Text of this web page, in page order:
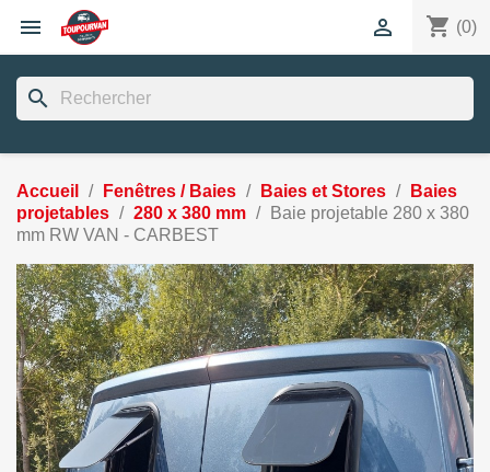
 shopping_cart (0)

search
Accueil Fenêtres / Baies Baies et Stores
Baies
projetables
280 x 380 mm
Baie projetable 280 x 380
mm RW VAN - CARBEST